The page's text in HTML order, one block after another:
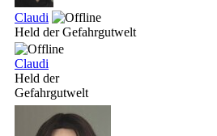
Claudi
Held der Gefahrgutwelt
Claudi
Held der
Gefahrgutwelt